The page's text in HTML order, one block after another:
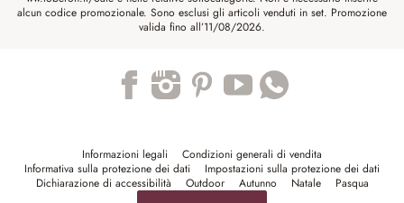
alcun codice promozionale. Sono esclusi gli articoli venduti in set. Promozione
valida fino all’11/08/2026.
Informazioni legali
Condizioni generali di vendita
Informativa sulla protezione dei dati
Impostazioni sulla protezione dei dati
Dichiarazione di accessibilità
Outdoor Autunno Natale Pasqua